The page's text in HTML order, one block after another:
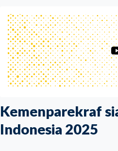
Kemenparekraf
Indonesia 2025